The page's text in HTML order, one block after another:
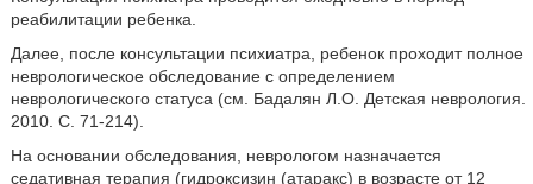
реабилитации ребенка.
Далее, после консультации психиатра, ребенок проходит полное
неврологическое обследование с определением
неврологического статуса (см. Бадалян Л.О. Детская неврология.
2010. С. 71-214).
На основании обследования, неврологом назначается
седативная терапия (гидроксизин (атаракс) в возрасте от 12